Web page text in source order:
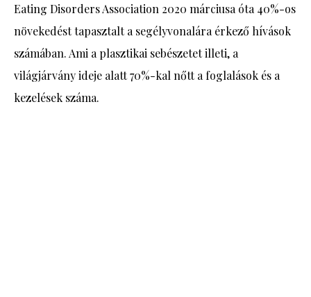
Eating Disorders Association 2020 márciusa óta 40%-os
növekedést tapasztalt a segélyvonalára érkező hívások
számában. Ami a plasztikai sebészetet illeti, a
világjárvány ideje alatt 70%-kal nőtt a foglalások és a
kezelések száma.